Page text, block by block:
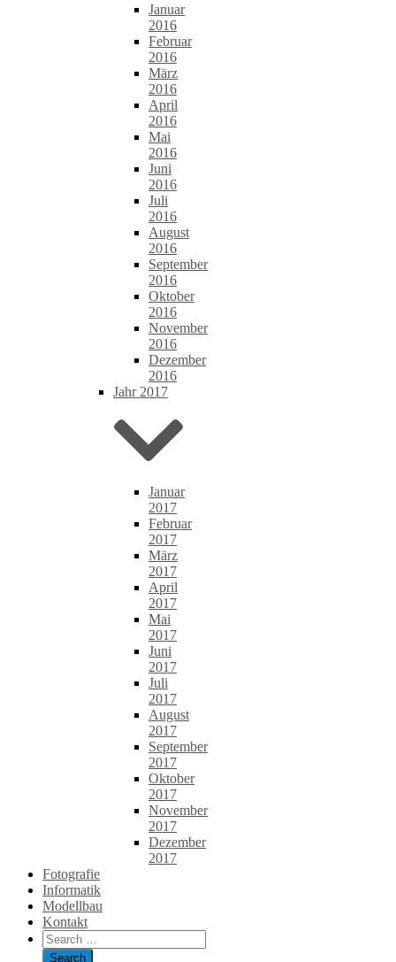
Januar
2016
Februar
2016
März
2016
April
2016
Mai
2016
Juni
2016
Juli
2016
August
2016
September
2016
Oktober
2016
November
2016
Dezember
2016
Jahr 2017
Januar
2017
Februar
2017
März
2017
April
2017
Mai
2017
Juni
2017
Juli
2017
August
2017
September
2017
Oktober
2017
November
2017
Dezember
2017
Fotografie
Informatik
Modellbau
Kontakt
Search
for: